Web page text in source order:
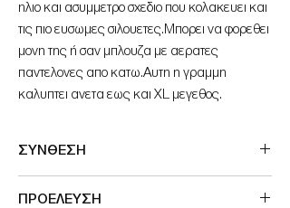
ηλιο και ασυμμετρο σχεδιο που κολακευει και
τις πιο ευσωμες σιλουετες.Μπορει να φορεθει
μονη της ή σαν μπλουζα με αερατες
παντελονες απο κατω.Αυτη η γραμμη
καλυπτει ανετα εως και XL μεγεθος.
ΣΥΝΘΕΣΗ
ΠΡΟΕΛΕΥΣΗ